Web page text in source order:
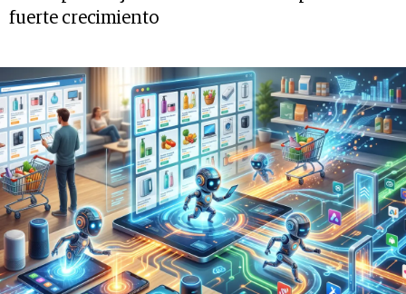
fuerte crecimiento